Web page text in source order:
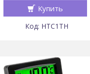
Купить
HTC1TH